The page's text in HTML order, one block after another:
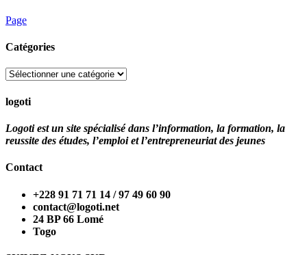
Page
Catégories
Catégories
logoti
Logoti est un site spécialisé dans l’information, la formation, la
reussite des études, l’emploi et l’entrepreneuriat des jeunes
Contact
+228 91 71 71 14 / 97 49 60 90
contact@logoti.net
24 BP 66 Lomé
Togo